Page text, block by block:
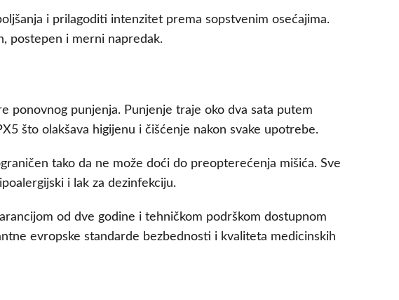
i prilagoditi intenzitet prema sopstvenim osećajima.
postepen i merni napredak.
ponovnog punjenja. Punjenje traje oko dva sata putem
što olakšava higijenu i čišćenje nakon svake upotrebe.
tako da ne može doći do preopterećenja mišića. Sve
i lak za dezinfekciju.
od dve godine i tehničkom podrškom dostupnom
evropske standarde bezbednosti i kvaliteta medicinskih